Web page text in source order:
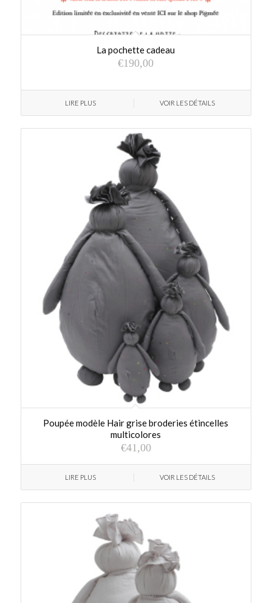
La pochette cadeau
€190,00
LIRE PLUS VOIR LES DÉTAILS
Poupée modèle Hair grise broderies étincelles
multicolores
€41,00
LIRE PLUS VOIR LES DÉTAILS